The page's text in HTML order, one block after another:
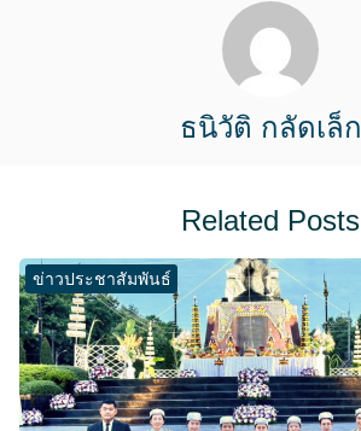
ธนิวัติ กลัดเล็ก
Related Posts
ข่าวประชาสัมพันธ์